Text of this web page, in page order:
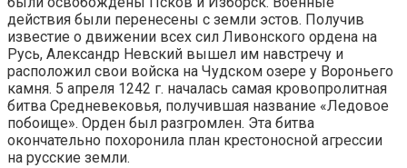
действия были перенесены с земли эстов. Получив
известие о движении всех сил Ливонского ордена на
Русь, Александр Невский вышел им навстречу и
расположил свои войска на Чудском озере у Вороньего
камня. 5 апреля 1242 г. началась самая кровопролитная
битва Средневековья, получившая название «Ледовое
побоище». Орден был разгромлен. Эта битва
окончательно похоронила план крестоносной агрессии
на русские земли.